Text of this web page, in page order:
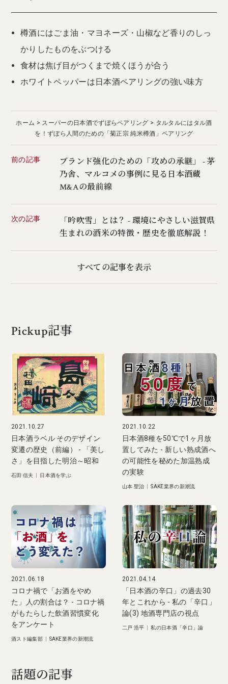
樽酒にはごま油・マヨネーズ・山椒など香りのしっ
かりしたものをぶつける
食材は焦げ目がつくまで焼くほうが合う
ホワイトペッパーは日本酒ペアリングの強い味方
ホーム スーパーの日本酒でずぼらペアリング
タルタルにはタル酒
を！ずぼら人間のための「菊正宗 純米樽酒」ペアリング
前の記事
ブランド強化のための「攻めの承継」 - 茅
乃舎、マルコメの事例に見る日本酒蔵
M&Aの最前線
次の記事
「吟吹雪」とは？ - 環境にやさしい滋賀県
生まれの酒米の特徴・歴史を徹底解説！
すべての記事を表示
Pickup記事
2021.10.27
日本酒ラベル そのデザイン
変遷の歴史（前編） - 「美し
さ」を目指した明治～昭和
石田 信夫 日本酒を学ぶ
2021.10.22
日本酒8種を50℃で1ヶ月放
置してみた - 新しい熟成酒へ
の可能性を秘めた加温熟成
の実験
山本 聖治 |SAKE業界の新潮流
2021.06.18
コロナ禍で「お酒をやめ
た」人の割合は？ - コロナ禍
がもたらした飲酒習慣変化
をアンケート
酒スト編集部| SAKE業界の新潮流
2021.04.14
「日本酒の辛口」の過去30
年とこれから - 私の「辛口」
論(3) 地酒専門店の視点
二戸 浩平 |私の日本酒「辛口」論
話題の記事